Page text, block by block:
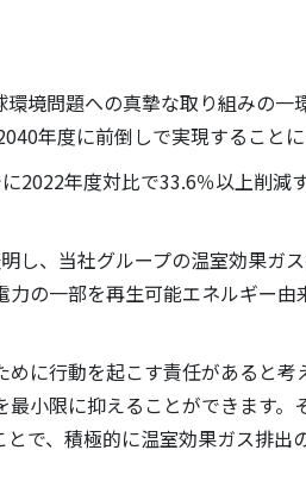
境問題への真摯な取り組みの一
年度に前倒しで実現することに
2022年度対比で33.6％以上削減
し、当社グループの温室効果ガ
の一部を再生可能エネルギー由
に行動を起こす責任があると考
小限に抑えることができます。
で、積極的に温室効果ガス排出